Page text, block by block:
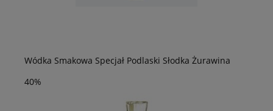
Wódka Smakowa Specjał Podlaski Słodka Żurawina
40%